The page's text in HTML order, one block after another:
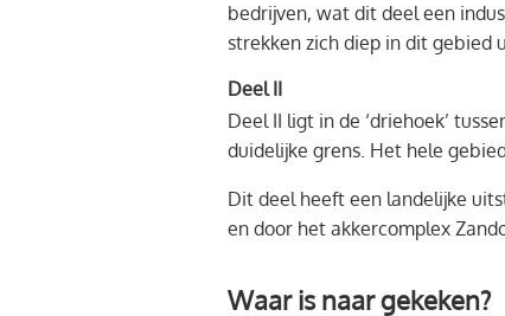
bedrijven, wat dit deel een
strekken zich diep in dit gebied
Deel II
Deel II ligt in de ‘driehoek’
duidelijke grens. Het hele
Dit deel heeft een landelijke
en door het akkercomplex
Waar is naar gekeken?